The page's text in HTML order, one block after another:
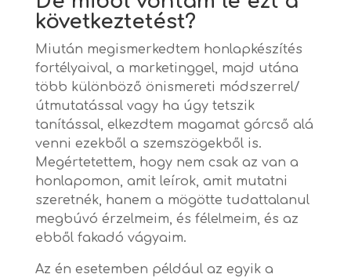
következtetést?
Miután megismerkedtem honlapkészítés
fortélyaival, a marketinggel, majd utána
több különböző önismereti módszerrel/
útmutatással vagy ha úgy tetszik
tanítással, elkezdtem magamat górcső alá
venni ezekből a szemszögekből is.
Megértetettem, hogy nem csak az van a
honlapomon, amit leírok, amit mutatni
szeretnék, hanem a mögötte tudattalanul
megbúvó érzelmeim, és félelmeim, és az
ebből fakadó vágyaim.
Az én esetemben például az egyik a